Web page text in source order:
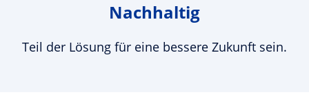
Nachhaltig
Teil der Lösung für eine bessere Zukunft sein.